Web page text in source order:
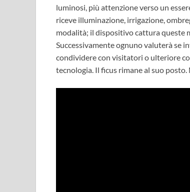
luminosi, più attenzione verso un
riceve illuminazione, irrigazione,
modalità; il dispositivo cattura queste
Successivamente ognuno valuterà se
condividere con visitatori o ulteriore
tecnologia. Il ficus rimane al suo